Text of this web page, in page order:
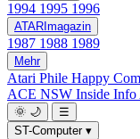
1994 1995 1996
ATARImagazin
1987 1988 1989
Mehr
Atari Phile Happy
ACE NSW Inside Info
🌞 🌙
☰
ST-Computer ▾